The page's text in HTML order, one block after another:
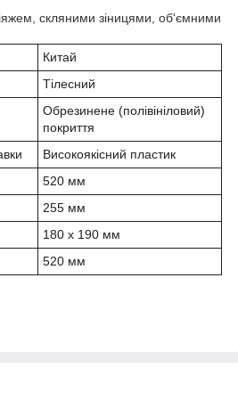
скляними зіницями, об'ємними
Китай
Тілесний
Обрезинене (полівініловий)
покриття
Високоякісний пластик
520 мм
255 мм
180 х 190 мм
520 мм